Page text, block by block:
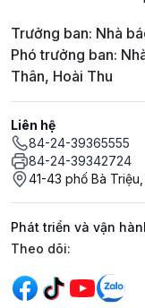
Trưởng ban: Nhà
Phó trưởng ban:
Thân, Hoài Thu
Liên hệ
84-24-39365555
84-24-39342724
41-43 phố Bà
Phát triển và vận
Mạng xã hội
Theo dõi: